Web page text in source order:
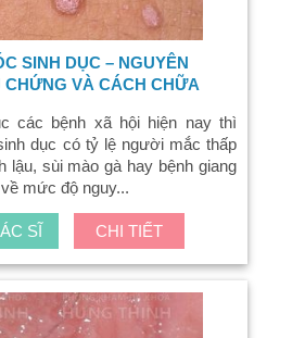
SINH DỤC – NGUYÊN
CHỨNG VÀ CÁCH CHỮA
các bệnh xã hội hiện nay thì
dục có tỷ lệ người mắc thấp
lậu, sùi mào gà hay bệnh giang
mức độ nguy...
SĨ CHI TIẾT